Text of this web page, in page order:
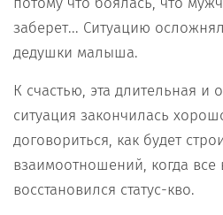
заберет... Ситуацию
дедушки малыша.
К счастью, эта длительная и
ситуация закончилась
договориться, как будет
взаимоотношений, когда все
восстановился статус-кво.